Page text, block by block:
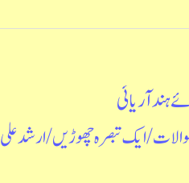
ہند آریائی
/ایک تبصرہ چھوڑیں/ارشد علی